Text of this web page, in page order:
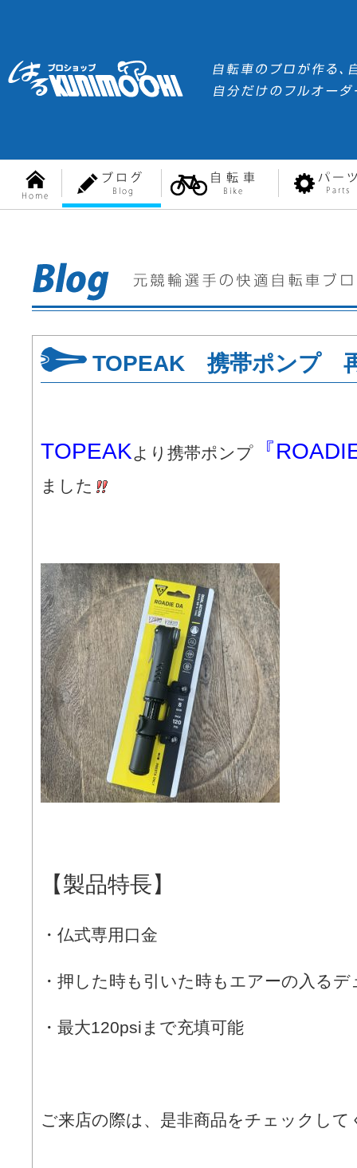
TOPEAK 携帯ポンプ
TOPEAKより携帯ポンプ 『
ました
【製品特長】
・仏式専用口金
・押した時も引いた時もエアーの入る
・最大120psiまで充填可能
ご来店の際は、是非商品をチェックして